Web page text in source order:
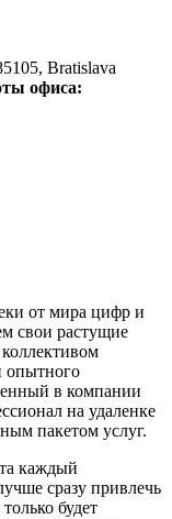
Bratislava
офиса:
от мира цифр и
свои растущие
опытного
в компании
на удаленке
пакетом услуг.
каждый
сразу привлечь
будет